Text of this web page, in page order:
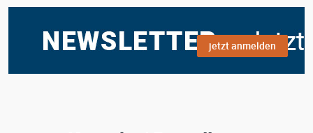
jetzt anmelden